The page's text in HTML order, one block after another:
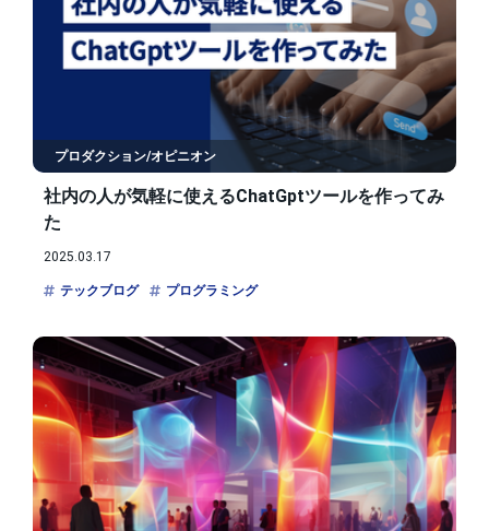
プロダクション/オピニオン
社内の人が気軽に使えるChatGptツールを作ってみ
た
2025.03.17
テックブログ プログラミング